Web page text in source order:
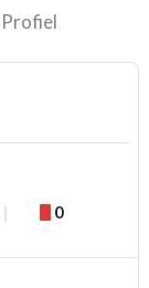
Profiel
0